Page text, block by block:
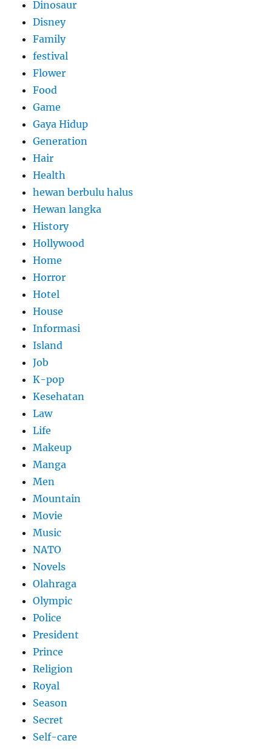
Dinosaur
Disney
Family
festival
Flower
Food
Game
Gaya Hidup
Generation
Hair
Health
hewan berbulu halus
Hewan langka
History
Hollywood
Home
Horror
Hotel
House
Informasi
Island
Job
K-pop
Kesehatan
Law
Life
Makeup
Manga
Men
Mountain
Movie
Music
NATO
Novels
Olahraga
Olympic
Police
President
Prince
Religion
Royal
Season
Secret
Self-care